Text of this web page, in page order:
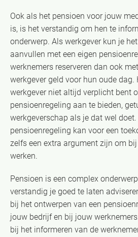
Ook als het pensioen voor jouw
is, is het verstandig om hen te
onderwerp. Als werkgever kun je
aanvullen met een eigen
werknemers reserveren dan ook
werkgever geld voor hun oude dag.
werkgever niet altijd verplicht bent
pensioenregeling aan te bieden,
werkgeverschap als je dat wel doet.
pensioenregeling kan voor een
zelfs een extra argument zijn om
werken.
Pensioen is een complex
verstandig je goed te laten
bij het ontwerpen van een
jouw bedrijf en bij jouw
bij het informeren van de